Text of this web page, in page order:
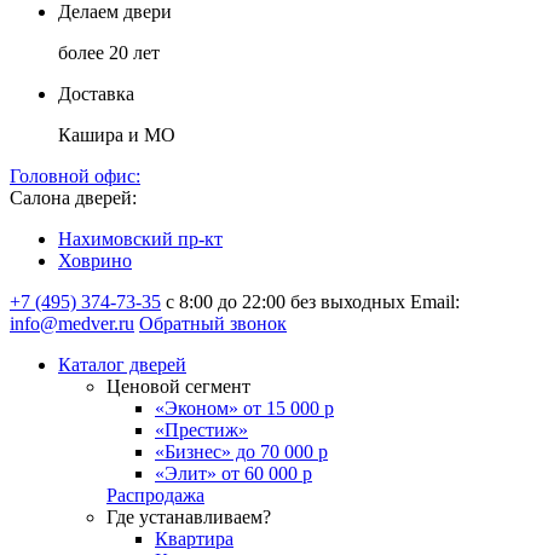
Делаем двери
более 20 лет
Доставка
Кашира и МО
Головной офис:
Салона дверей:
Нахимовский пр-кт
Ховрино
+7 (495) 374-73-35 с 8:00 до 22:00 без выходных Email:
info@medver.ru Обратный звонок
Каталог дверей
Ценовой сегмент
«Эконом» от 15 000 р
«Престиж»
«Бизнес» до 70 000 р
«Элит» от 60 000 р
Распродажа
Где устанавливаем?
Квартира